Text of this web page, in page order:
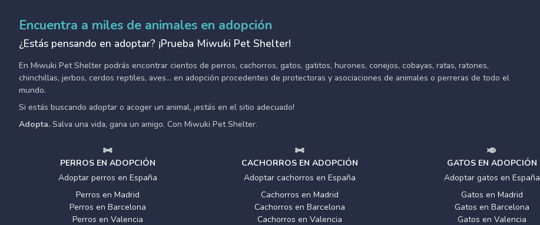
Encuentra a miles de animales en adopción
¿Estás pensando en adoptar? ¡Prueba Miwuki Pet Shelter!
En Miwuki Pet Shelter podrás encontrar cientos de perros, cachorros, gatos, gatitos, hurones, conejos, cobayas, ratas, ratones,
chinchillas, jerbos, cerdos reptiles, aves... en adopción procedentes de protectoras y asociaciones de animales o perreras de todo el
mundo.
Si estás buscando adoptar o acoger un animal, ¡estás en el sitio adecuado!
Adopta. Salva una vida, gana un amigo. Con Miwuki Pet Shelter.
PERROS EN ADOPCIÓN
Adoptar perros en España
Perros en Madrid
Perros en Barcelona
Perros en Valencia
CACHORROS EN ADOPCIÓN
Adoptar cachorros en España
Cachorros en Madrid
Cachorros en Barcelona
Cachorros en Valencia
GATOS EN ADOPCIÓN
Adoptar gatos en España
Gatos en Madrid
Gatos en Barcelona
Gatos en Valencia